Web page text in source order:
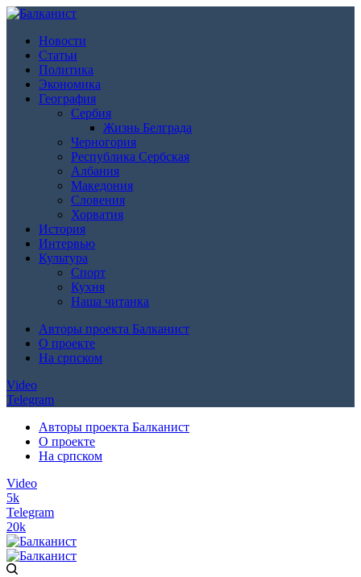
Новости
Статьи
Политика
Экономика
География
Сербия
Жизнь Белграда
Черногория
Республика Сербская
Албания
Македония
Словения
Хорватия
История
Интервью
Культура
Спорт
Кухня
Наша читанка
Авторы проекта Балканист
О проекте
На српском
Video
Telegram
Авторы проекта Балканист
О проекте
На српском
Video
5k
Telegram
20k